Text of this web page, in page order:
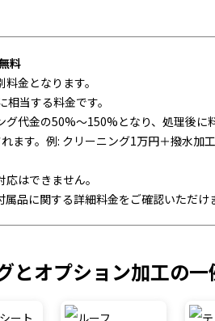
料
金となります。
当する料金です。
代金の50%～150%となり、処理後に
ます。例: クリーニング1万円＋撥水加
はできません。
品に関する詳細料金をご確認いただけ
とオプション加工の一